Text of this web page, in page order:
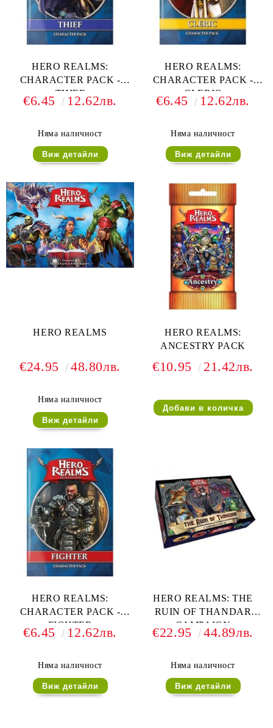
HERO REALMS:
CHARACTER PACK -
THIEF
€6.45 12.62лв.
Няма наличност
Виж детайли
HERO REALMS:
CHARACTER PACK -
CLERIC
€6.45 12.62лв.
Няма наличност
Виж детайли
HERO REALMS
€24.95 48.80лв.
Няма наличност
Виж детайли
HERO REALMS:
ANCESTRY PACK
€10.95 21.42лв.
HERO REALMS:
CHARACTER PACK -
FIGHTER
€6.45 12.62лв.
Няма наличност
Виж детайли
HERO REALMS: THE
RUIN OF THANDAR
CAMPAIGN
€22.95 44.89лв.
Няма наличност
Виж детайли